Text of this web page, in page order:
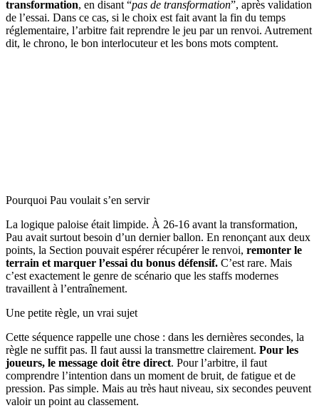
transformation, en disant “pas de transformation”, après validation
de l’essai. Dans ce cas, si le choix est fait avant la fin du temps
réglementaire, l’arbitre fait reprendre le jeu par un renvoi. Autrement
dit, le chrono, le bon interlocuteur et les bons mots comptent.
Pourquoi Pau voulait s’en servir
La logique paloise était limpide. À 26-16 avant la transformation,
Pau avait surtout besoin d’un dernier ballon. En renonçant aux deux
points, la Section pouvait espérer récupérer le renvoi, remonter le
terrain et marquer l’essai du bonus défensif. C’est rare. Mais
c’est exactement le genre de scénario que les staffs modernes
travaillent à l’entraînement.
Une petite règle, un vrai sujet
Cette séquence rappelle une chose : dans les dernières secondes, la
règle ne suffit pas. Il faut aussi la transmettre clairement. Pour les
joueurs, le message doit être direct. Pour l’arbitre, il faut
comprendre l’intention dans un moment de bruit, de fatigue et de
pression. Pas simple. Mais au très haut niveau, six secondes peuvent
valoir un point au classement.